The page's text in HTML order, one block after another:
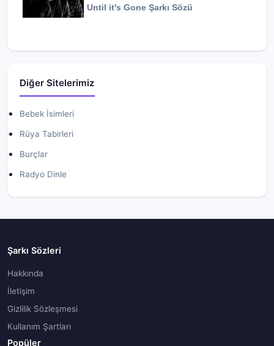
Until it's Gone Şarkı Sözü
Diğer Sitelerimiz
Bebek İsimleri
Rüya Tabirleri
Burçlar
Radyo Dinle
Şarkı Sözleri
Hakkında
İletişim
Gizlilik Sözleşmesi
Kullanım Şartları
Popüler